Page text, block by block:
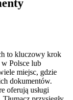
to kluczowy krok
Polsce lub
miejsc, gdzie
dokumentów.
oferują usługi